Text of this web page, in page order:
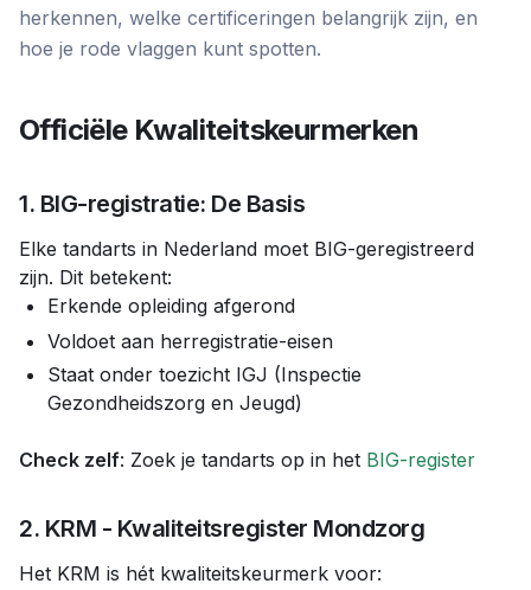
herkennen, welke certificeringen belangrijk zijn, en
hoe je rode vlaggen kunt spotten.
Officiële Kwaliteitskeurmerken
1. BIG-registratie: De Basis
Elke tandarts in Nederland moet BIG-geregistreerd
zijn. Dit betekent:
Erkende opleiding afgerond
Voldoet aan herregistratie-eisen
Staat onder toezicht IGJ (Inspectie
Gezondheidszorg en Jeugd)
Check zelf: Zoek je tandarts op in het BIG-register
2. KRM - Kwaliteitsregister Mondzorg
Het KRM is hét kwaliteitskeurmerk voor: